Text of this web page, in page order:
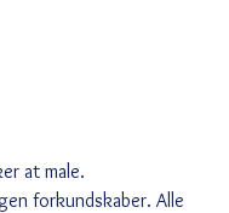
at male.
forkundskaber. Alle